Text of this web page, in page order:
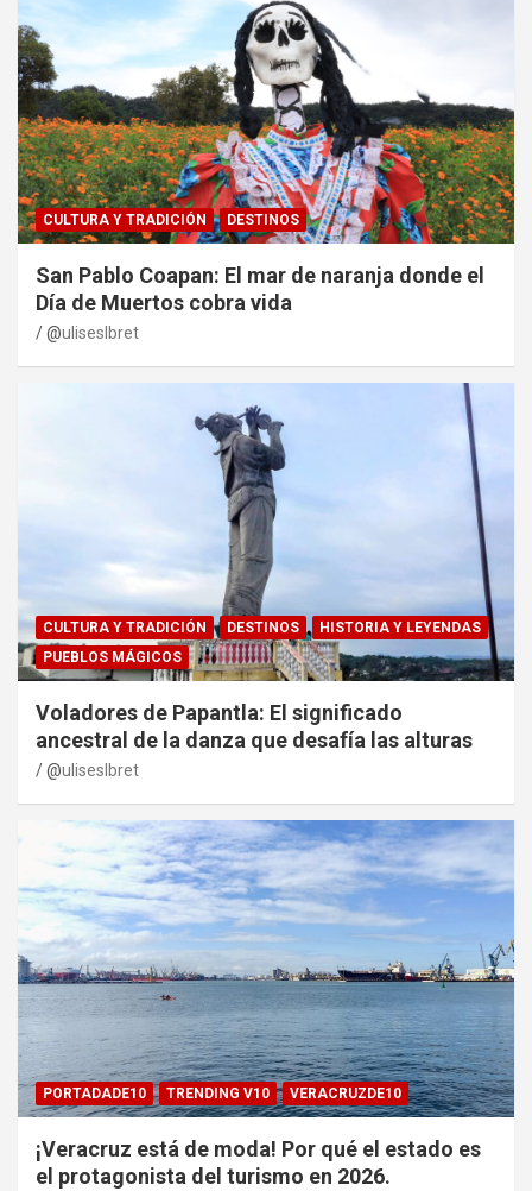
CULTURA Y TRADICIÓN DESTINOS
San Pablo Coapan: El mar de naranja donde el
Día de Muertos cobra vida
@uliseslbret
CULTURA Y TRADICIÓN DESTINOS
HISTORIA Y LEYENDAS
PUEBLOS MÁGICOS
Voladores de Papantla: El significado
ancestral de la danza que desafía las alturas
@uliseslbret
PORTADADE10 TRENDING V10 VERACRUZDE10
¡Veracruz está de moda! Por qué el estado es
el protagonista del turismo en 2026.